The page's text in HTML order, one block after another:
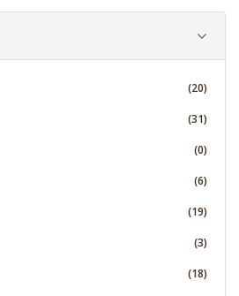
(20)
(31)
(0)
(6)
(19)
(3)
(18)